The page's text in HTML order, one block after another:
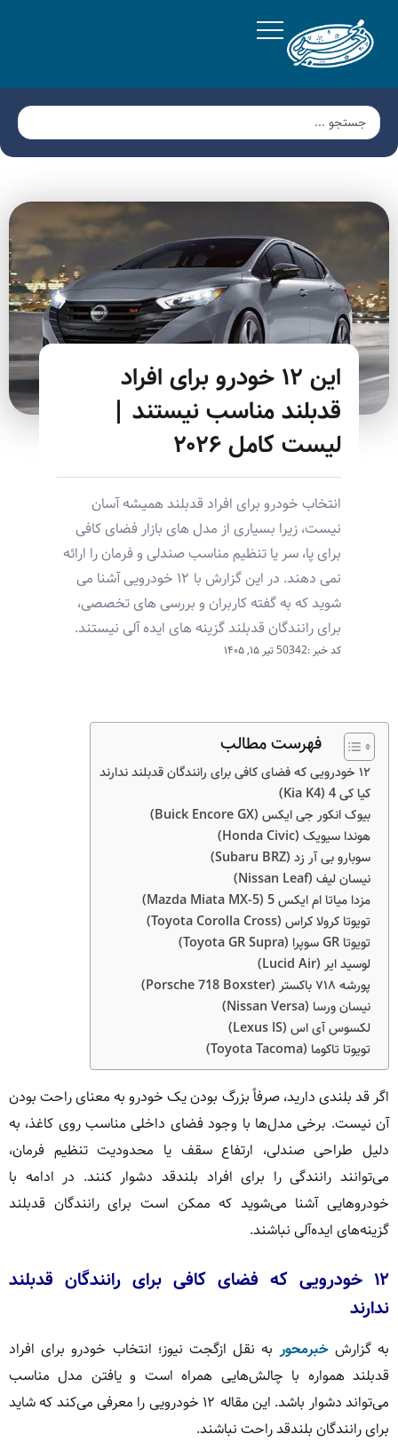
این ۱۲ خودرو برای افراد
قدبلند مناسب نیستند |
لیست کامل ۲۰۲۶
انتخاب خودرو برای افراد قدبلند همیشه آسان
نیست، زیرا بسیاری از مدل های بازار فضای کافی
برای پا، سر یا تنظیم مناسب صندلی و فرمان را ارائه
نمی دهند. در این گزارش با ۱۲ خودرویی آشنا می
شوید که به گفته کاربران و بررسی های تخصصی،
برای رانندگان قدبلند گزینه های ایده آلی نیستند.
کد خبر :50342 تیر ۱۵, ۱۴۰۵
فهرست مطالب
۱۲ خودرویی که فضای کافی برای رانندگان قدبلند ندارند
کیا کی 4 (Kia K4)
بیوک انکور جی ایکس (Buick Encore GX)
هوندا سیویک (Honda Civic)
سوبارو بی آر زد (Subaru BRZ)
نیسان لیف (Nissan Leaf)
مزدا میاتا ام ایکس 5 (Mazda Miata MX-5)
تویوتا کرولا کراس (Toyota Corolla Cross)
تویوتا GR سوپرا (Toyota GR Supra)
لوسید ایر (Lucid Air)
پورشه ۷۱۸ باکستر (Porsche 718 Boxster)
نیسان ورسا (Nissan Versa)
لکسوس آی اس (Lexus IS)
تویوتا تاکوما (Toyota Tacoma)
اگر قد بلندی دارید، صرفاً بزرگ بودن یک خودرو به معنای راحت بودن
آن نیست. برخی مدل‌ها با وجود فضای داخلی مناسب روی کاغذ، به
دلیل طراحی صندلی، ارتفاع سقف یا محدودیت تنظیم فرمان،
می‌توانند رانندگی را برای افراد بلندقد دشوار کنند. در ادامه با
خودروهایی آشنا می‌شوید که ممکن است برای رانندگان قدبلند
گزینه‌های ایده‌آلی نباشند.
۱۲ خودرویی که فضای کافی برای رانندگان قدبلند
ندارند
به گزارشخبرمحوربه نقل ازگجت نیوز؛ انتخاب خودرو برای افراد
قدبلند همواره با چالش‌هایی همراه است و یافتن مدل مناسب
می‌تواند دشوار باشد. این مقاله ۱۲ خودرویی را معرفی می‌کند که شاید
برای رانندگان بلندقد راحت نباشند.